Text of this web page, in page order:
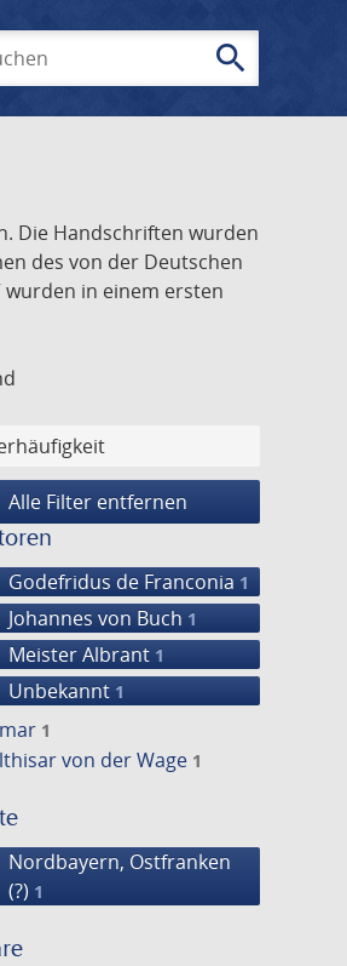
search
Die Handschriften wurden
des von der Deutschen
in einem ersten
Alle Filter entfernen
Godefridus de Franconia 1
Johannes von Buch 1
Meister Albrant 1
Unbekannt 1
1
von der Wage 1
Nordbayern, Ostfranken
(?) 1